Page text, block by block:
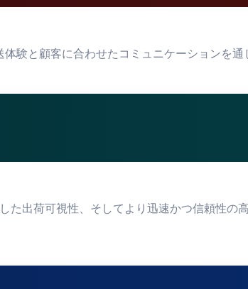
験と顧客に合わせたコミュニケーションを
た出荷可視性、そしてより迅速かつ信頼性の